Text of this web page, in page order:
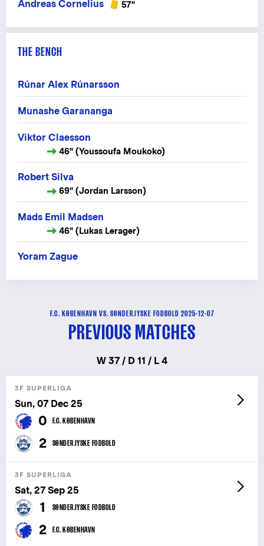
Andreas Cornelius 57"
THE BENCH
Rúnar Alex Rúnarsson
Munashe Garananga
Viktor Claesson
46" (Youssoufa Moukoko)
Robert Silva
69" (Jordan Larsson)
Mads Emil Madsen
46" (Lukas Lerager)
Yoram Zague
F.C. KØBENHAVN VS. SØNDERJYSKE FODBOLD 2025-12-07
PREVIOUS MATCHES
W 37 / D 11 / L 4
3F SUPERLIGA
Sun, 07 Dec 25
0 F.C. KØBENHAVN
2 SØNDERJYSKE FODBOLD
3F SUPERLIGA
Sat, 27 Sep 25
1 SØNDERJYSKE FODBOLD
2 F.C. KØBENHAVN